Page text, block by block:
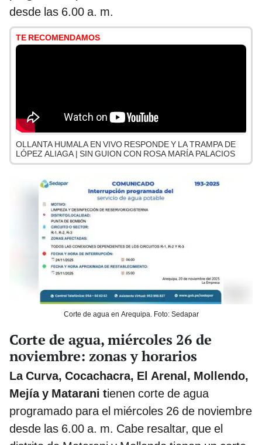
desde las 6.00 a. m.
TE RECOMENDAMOS
OLLANTA HUMALA EN VIVO RESPONDE Y LA TRAMPA DE
LÓPEZ ALIAGA | SIN GUION CON ROSA MARÍA PALACIOS
Corte de agua en Arequipa. Foto: Sedapar
Corte de agua, miércoles 26 de
noviembre: zonas y horarios
La Curva, Cocachacra, El Arenal, Mollendo,
Mejía y Matarani tienen corte de agua
programado para el miércoles 26 de noviembre
desde las 6.00 a. m. Cabe resaltar, que el